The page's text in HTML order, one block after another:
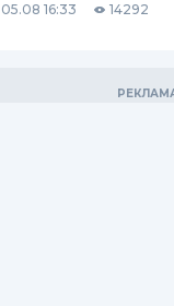
05.08 16:33 14292